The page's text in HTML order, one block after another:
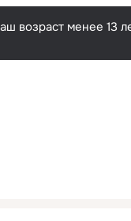
возраст менее 13